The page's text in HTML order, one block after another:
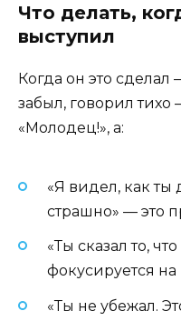
Что делать,
выступил
Когда он это
забыл, говорил тихо
«Молодец!», а:
«Я видел, как ты
страшно» — это
«Ты сказал то,
фокусируется на
«Ты не убежал.